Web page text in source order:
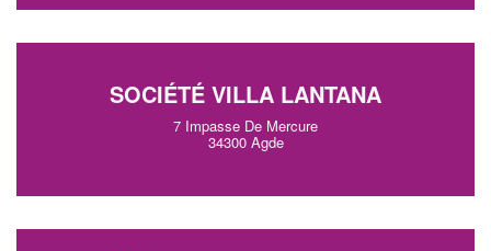
SOCIÉTÉ VILLA LANTANA
7 Impasse De Mercure
34300 Agde